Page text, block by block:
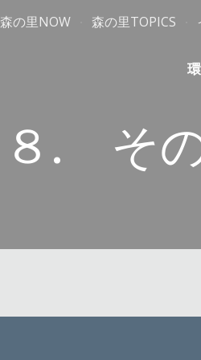
Skip to main content
森の里NOW 森の里TOPICS
８. そ